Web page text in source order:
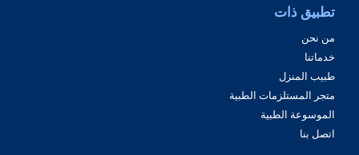
تطبيق ذات
من نحن
خدماتنا
طبيب المنزل
متجر المستلزمات الطبية
الموسوعة الطبية
اتصل بنا